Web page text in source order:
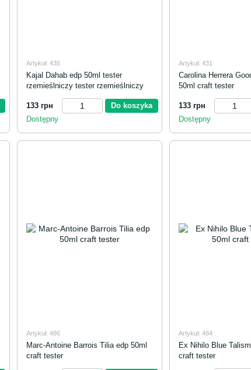
Artykuł: 435
Kajal Dahab edp 50ml tester
rzemieślniczy tester rzemieślniczy
133 грн
Do koszyka
Dostępny
Artykuł: 431
Carolina Herrera
50ml craft tester
133 грн
Dostępny
Artykuł: 486
Marc-Antoine Barrois Tilia edp 50ml
craft tester
Artykuł: 484
Ex Nihilo Blue
craft tester